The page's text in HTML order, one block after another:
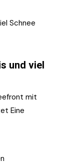
und viel
mit
Eine